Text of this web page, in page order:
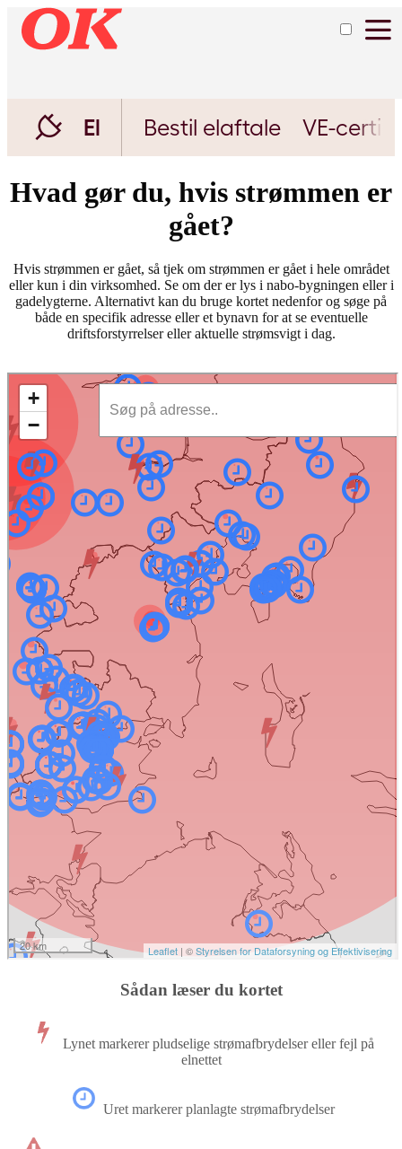
El Bestil elaftale VE-
Hvad gør du, hvis strømmen er
gået?
Hvis strømmen er gået, så tjek om strømmen er gået i hele området
eller kun i din virksomhed. Se om der er lys i nabo-bygningen eller i
gadelygterne. Alternativt kan du bruge kortet nedenfor og søge på
både en specifik adresse eller et bynavn for at se eventuelle
driftsforstyrrelser eller aktuelle strømsvigt i dag.
Sådan læser du kortet
Lynet markerer pludselige strømafbrydelser eller fejl på
elnettet
Uret markerer planlagte strømafbrydelser